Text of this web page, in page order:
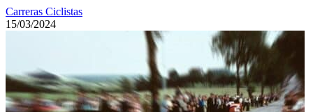
Carreras Ciclistas
15/03/2024